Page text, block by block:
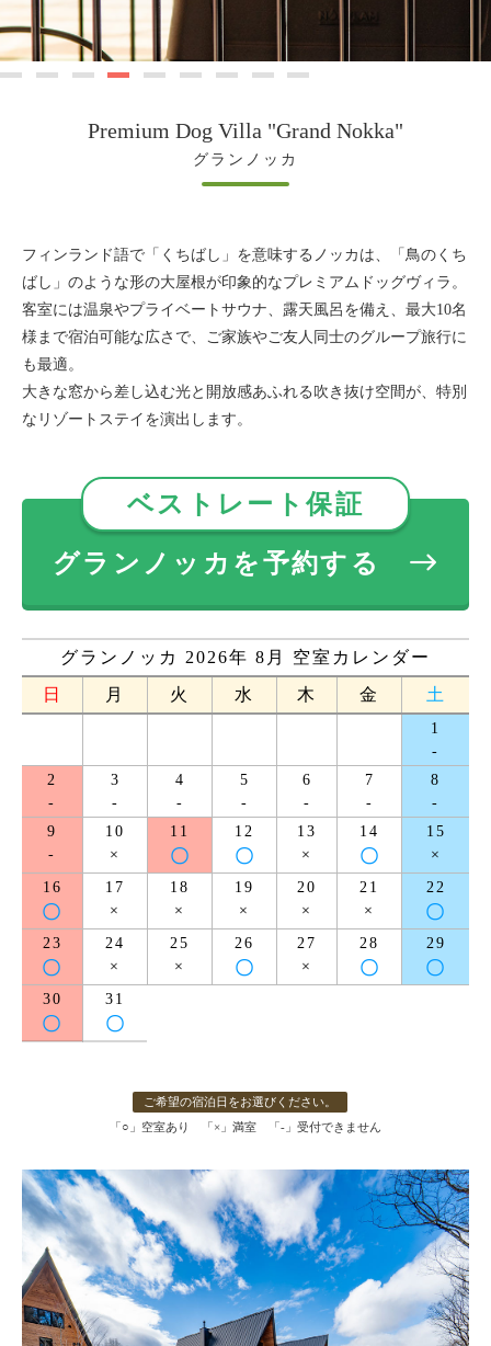
Premium Dog Villa "Grand Nokka"
グランノッカ
フィンランド語で「くちばし」を意味するノッカは、「鳥のくち
ばし」のような形の大屋根が印象的なプレミアムドッグヴィラ。
客室には温泉やプライベートサウナ、露天風呂を備え、最大10名
様まで宿泊可能な広さで、ご家族やご友人同士のグループ旅行に
も最適。
大きな窓から差し込む光と開放感あふれる吹き抜け空間が、特別
なリゾートステイを演出します。
ベストレート保証
グランノッカを予約する
グランノッカ 2026年 8月 空室カレンダー
日
月 火 水 木 金 土
1
-
2
-
3
-
4
-
5
-
6
-
7
-
8
-
9
-
10
×
11
〇
12
〇
13
×
14
〇
15
×
16
〇
17
×
18
×
19
×
20
×
21
×
22
〇
23
〇
24
×
25
×
26
〇
27
×
28
〇
29
〇
30
〇
31
〇
ご希望の宿泊日をお選びください。
「○」空室あり 「×」満室 「-」受付できません